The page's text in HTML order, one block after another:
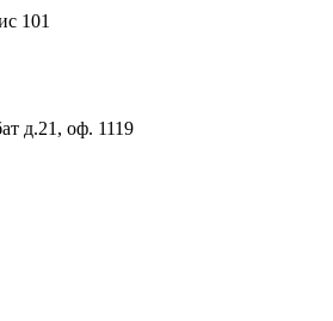
101
д.21, оф. 1119